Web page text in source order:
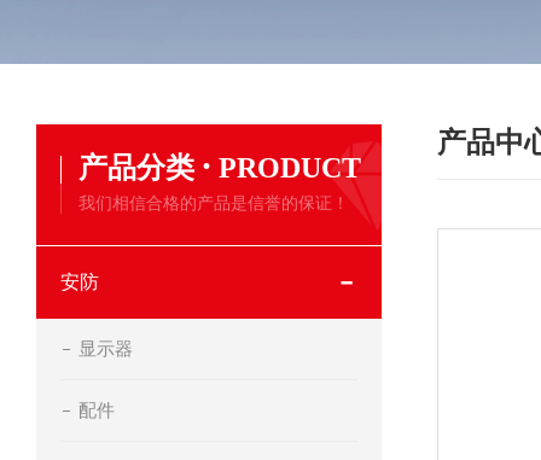
产品分类 · PRODUCT
我们相信合格的产品是信誉的保证！
安防
显示器
配件
产品中